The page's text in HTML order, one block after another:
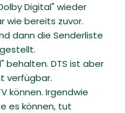
Digital" wieder
wie bereits zuvor.
dann die Senderliste
behalten. DTS ist aber
verfügbar.
können. Irgendwie
es können, tut